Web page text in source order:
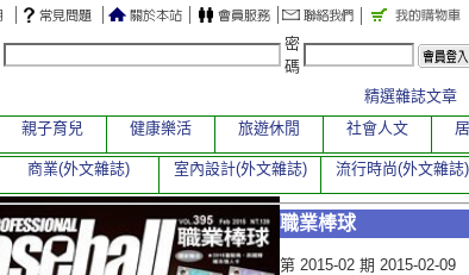
職業棒球
第 2015-02 期 2015-02-09
密
碼
精選雜誌文章
親子育兒 健康樂活 旅遊休閒 社會人文
商業(外文雜誌) 室內設計(外文雜誌) 流行時尚(外文雜誌)